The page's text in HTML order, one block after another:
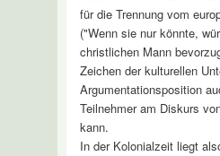
für die Trennung vom
("Wenn sie nur könnte,
christlichen Mann
Zeichen der kulturellen
Argumentationsposition
Teilnehmer am Diskurs
kann.
In der Kolonialzeit liegt